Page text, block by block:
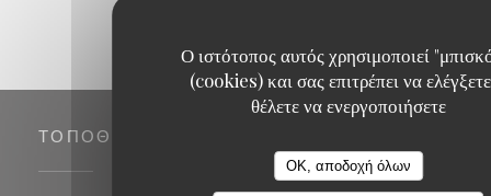
Ο ιστότοπος αυτός χρησιμοποιεί
(cookies) και σας επιτρέπει να ελέγξετε
θέλετε να ενεργοποιήσετε
OK, αποδοχή όλων
ΤΟΠΟΘΕΣΊΑ